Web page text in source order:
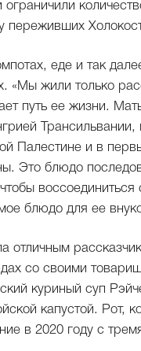
переживших
еде и так
«Мы жили только
путь ее жизни.
Палестине и в
Это блюдо
воссоединиться
блюдо для ее
отличным
со своими
куриный суп
капустой. Рот,
в 2020 году с